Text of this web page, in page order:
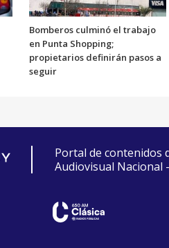
Bomberos culminó el trabajo
en Punta Shopping;
propietarios definirán pasos a
seguir
Portal de contenidos
Audiovisual Nacional